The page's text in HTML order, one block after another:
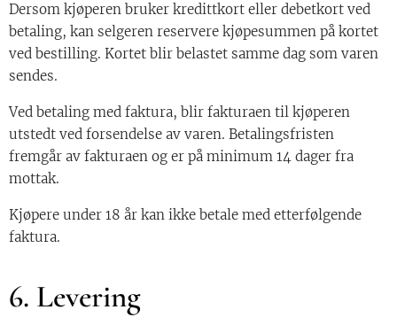
Dersom kjøperen bruker kredittkort eller debetkort ved
betaling, kan selgeren reservere kjøpesummen på kortet
ved bestilling. Kortet blir belastet samme dag som varen
sendes.
Ved betaling med faktura, blir fakturaen til kjøperen
utstedt ved forsendelse av varen. Betalingsfristen
fremgår av fakturaen og er på minimum 14 dager fra
mottak.
Kjøpere under 18 år kan ikke betale med etterfølgende
faktura.
6. Levering